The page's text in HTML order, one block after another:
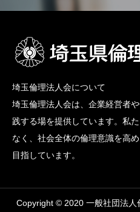
埼玉倫理法人会について
埼玉倫理法人会は、企業経営者
践する場を提供しています。私
なく、社会全体の倫理意識を高
目指しています。
Copyright © 2020 一般社団法